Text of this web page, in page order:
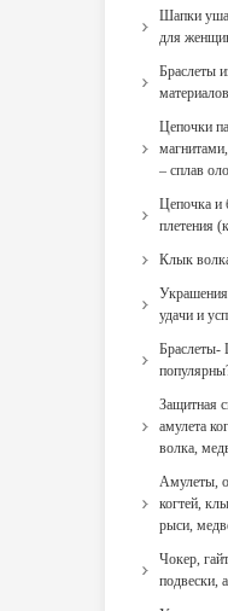
Шапки
для
Браслеты
Цепочки
– сплав
Цепочка и
плетения
Клык
удачи и
Браслеты-
Защитная
амулета
волка,
Амулеты,
когтей,
рыси,
Чокер,
подвески,